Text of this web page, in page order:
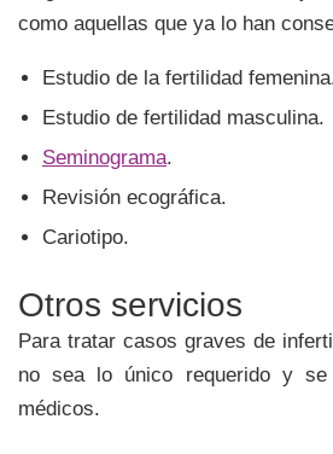
como aquellas que ya lo han
Estudio de la fertilidad
Estudio de fertilidad masculina.
Seminograma.
Revisión ecográfica.
Cariotipo.
Otros servicios
Para tratar casos graves de
no sea lo único requerido y se
médicos.